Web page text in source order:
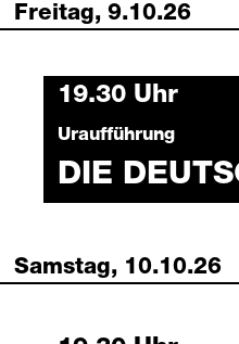
Freitag, 9.10.26
Friday, 9
19.30 Uhr
Uraufführung
DIE
Samstag, 10.10.26